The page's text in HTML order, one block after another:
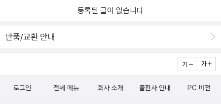
감상하다 말아야 할 술이었다. 아직와인과 친해지고픈 간절함이 덜
않았다.근데 이 책을 읽고 슬슬 시작해 보려고. 와인은 뭐랄까. 자동차
증이 없이 운전을 못하는 것'은 결코 같을 수 없다. 다시 말해, '와인을
알고 못 마시는 것' 이랑 '와인도 모르고 못 마시는 것'은 서로 다르다
는 게 내 생각이다.현재의 나는 '와인도 모르고 못 마시는 사람' 이다.
전반적인 내용을 다 다루었다.등록된 글이 없습니다
반품/교환 안내
로그인 전체 메뉴 회사 소개 출판사 안내 PC 버전